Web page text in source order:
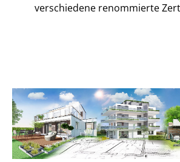
verschiedene renommierte